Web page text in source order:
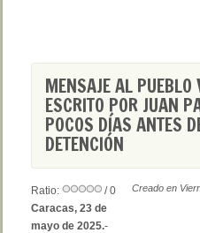
MENSAJE AL PUEBLO
ESCRITO POR JUAN
POCOS DÍAS ANTES
DETENCIÓN
Creado en
Ratio:
/ 0
Caracas, 23 de
mayo de 2025.-